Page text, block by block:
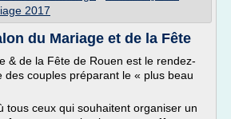
2017
du Mariage et de la Fête
& de la Fête de Rouen est le rendez-
des couples préparant le « plus beau
tous ceux qui souhaitent organiser un